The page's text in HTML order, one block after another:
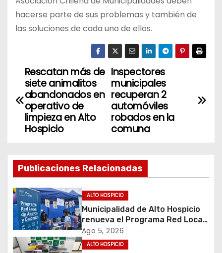
hacerse parte de sus problemas y también de
las soluciones de cada uno de ellos.
N
a
g
a
c
i
ó
Inspectores
municipales
recuperan 2
automóviles
robados en la
comuna
Rescatan más de
siete animalitos
abandonados en
operativo de
limpieza en Alto
Hospicio
Publicaciones Relacionadas
ALTO HOSPICIO
Municipalidad de Alto Hospicio
renueva el Programa Red Local
de Apoyos y Cuidados
Ago 5, 2026
ALTO HOSPICIO